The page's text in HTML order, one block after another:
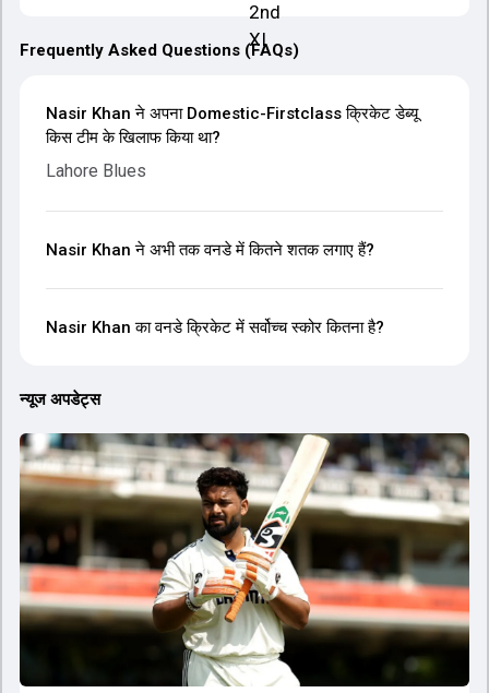
Frequently Asked Questions (FAQs)
Nasir Khan ने अपना Domestic-Firstclass क्रिकेट डेब्यू
किस टीम के खिलाफ किया था?
Lahore Blues
Nasir Khan ने अभी तक वनडे में कितने शतक लगाए हैं?
Nasir Khan का वनडे क्रिकेट में सर्वोच्च स्कोर कितना है?
न्यूज अपडेट्स